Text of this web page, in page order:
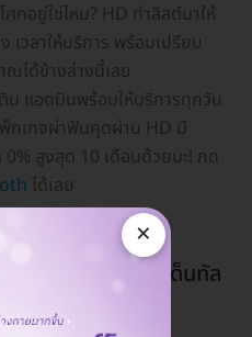
กอยู่ใช่ไหม? HD ทำลิสต์มาให้
วลาให้บริการ พร้อมเปรียบ
ณได้ข้างล่างนี้เลย
ม แอดมินพร้อมให้บริการทุกวัน
กเกจผ่าฟันคุดผ่าน HD มี
สูงสุด 10 เดือนด้วยนะ! กด
ได้เลย
(อโศกมนตรีเด็นทัล
×